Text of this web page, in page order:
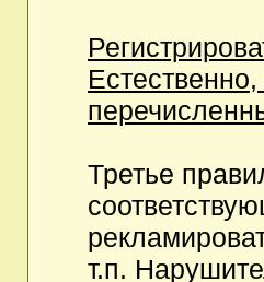
Третье
т.п.